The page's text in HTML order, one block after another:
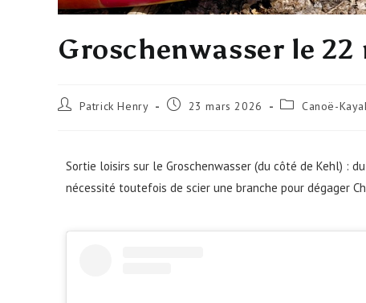
Groschenwasser le 22
Patrick Henry 23 mars 2026 Canoë-
Sortie loisirs sur le Groschenwasser (du côté de Kehl) :
nécessité toutefois de scier une branche pour dégager